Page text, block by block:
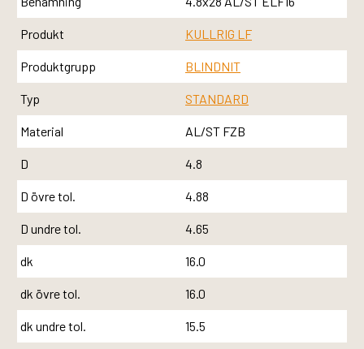
Produkt KULLRIG LF
Produktgrupp BLINDNIT
Typ STANDARD
Material AL/ST FZB
D 4.8
D övre tol. 4.88
D undre tol. 4.65
dk 16.0
dk övre tol. 16.0
dk undre tol. 15.5